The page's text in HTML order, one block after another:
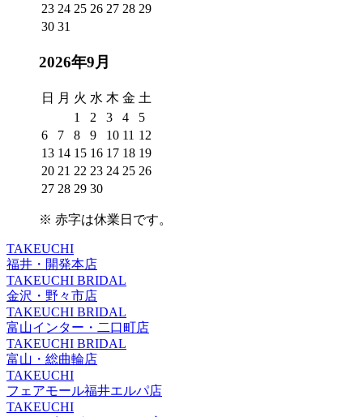
23 24 25 26 27 28 29
30 31
2026年9月
日 月 火 水 木 金 土
1
2 3 4
5
6
7 8 9 10 11 12
13 14 15 16 17 18 19
20 21 22 23 24 25 26
27 28 29 30
※ 赤字は休業日 です。
TAKEUCHI
福井・開発本店
TAKEUCHI BRIDAL
金沢・野々市店
TAKEUCHI BRIDAL
富山インター・二口町店
TAKEUCHI BRIDAL
富山・総曲輪店
TAKEUCHI
フェアモール福井エルパ店
TAKEUCHI